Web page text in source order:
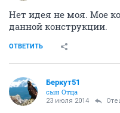
Нет идея не моя. Мое
данной конструкции.
ОТВЕТИТЬ
Беркут51
сын Отца
23 июля 2014